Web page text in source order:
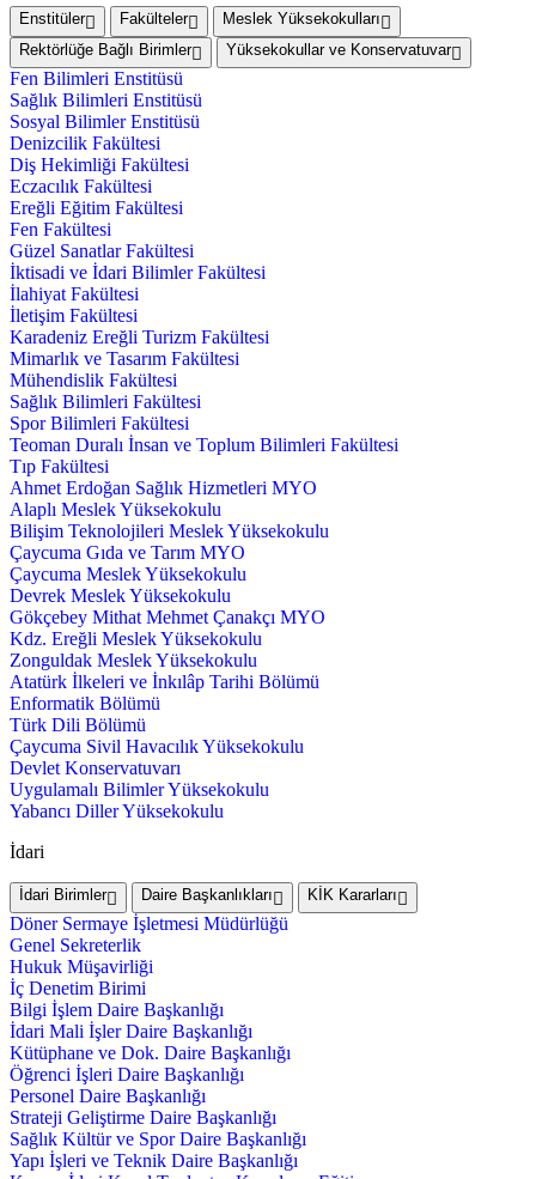
Enstitüler Fakülteler
Meslek Yüksekokulları
Rektörlüğe Bağlı Birimler
Yüksekokullar ve Konservatuvar
Fen Bilimleri Enstitüsü
Sağlık Bilimleri Enstitüsü
Sosyal Bilimler Enstitüsü
Denizcilik Fakültesi
Diş Hekimliği Fakültesi
Eczacılık Fakültesi
Ereğli Eğitim Fakültesi
Fen Fakültesi
Güzel Sanatlar Fakültesi
İktisadi ve İdari Bilimler Fakültesi
İlahiyat Fakültesi
İletişim Fakültesi
Karadeniz Ereğli Turizm Fakültesi
Mimarlık ve Tasarım Fakültesi
Mühendislik Fakültesi
Sağlık Bilimleri Fakültesi
Spor Bilimleri Fakültesi
Teoman Duralı İnsan ve Toplum Bilimleri Fakültesi
Tıp Fakültesi
Ahmet Erdoğan Sağlık Hizmetleri MYO
Alaplı Meslek Yüksekokulu
Bilişim Teknolojileri Meslek Yüksekokulu
Çaycuma Gıda ve Tarım MYO
Çaycuma Meslek Yüksekokulu
Devrek Meslek Yüksekokulu
Gökçebey Mithat Mehmet Çanakçı MYO
Kdz. Ereğli Meslek Yüksekokulu
Zonguldak Meslek Yüksekokulu
Atatürk İlkeleri ve İnkılâp Tarihi Bölümü
Enformatik Bölümü
Türk Dili Bölümü
Çaycuma Sivil Havacılık Yüksekokulu
Devlet Konservatuvarı
Uygulamalı Bilimler Yüksekokulu
Yabancı Diller Yüksekokulu
İdari
İdari Birimler Daire Başkanlıkları KİK Kararları
Döner Sermaye İşletmesi Müdürlüğü
Genel Sekreterlik
Hukuk Müşavirliği
İç Denetim Birimi
Bilgi İşlem Daire Başkanlığı
İdari Mali İşler Daire Başkanlığı
Kütüphane ve Dok. Daire Başkanlığı
Öğrenci İşleri Daire Başkanlığı
Personel Daire Başkanlığı
Strateji Geliştirme Daire Başkanlığı
Sağlık Kültür ve Spor Daire Başkanlığı
Yapı İşleri ve Teknik Daire Başkanlığı